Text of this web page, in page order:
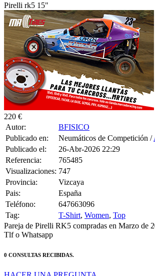
Pirelli rk5 15"
220 €
Autor:
BFISICO
Publicado en:
Neumáticos de Competición /
Publicado el:
26-Abr-2026 22:29
Referencia:
765485
Visualizaciones: 747
Provincia:
Vizcaya
Pais:
España
Teléfono:
647663096
Tag:
T-Shirt, Women, Top
Pareja de Pirelli RK5 compradas en Marzo de
Tlf o Whatsapp
0 CONSULTAS RECIBIDAS.